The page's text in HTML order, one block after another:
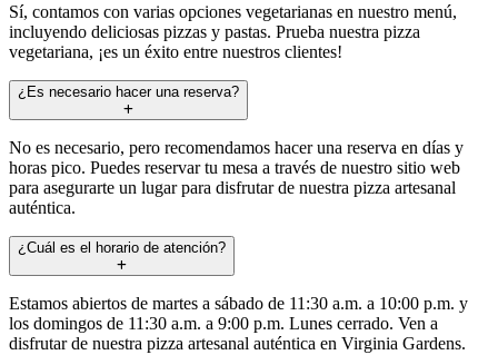
Sí, contamos con varias opciones vegetarianas en nuestro menú,
incluyendo deliciosas pizzas y pastas. Prueba nuestra pizza
vegetariana, ¡es un éxito entre nuestros clientes!
¿Es necesario hacer una reserva?
No es necesario, pero recomendamos hacer una reserva en días y
horas pico. Puedes reservar tu mesa a través de nuestro sitio web
para asegurarte un lugar para disfrutar de nuestra pizza artesanal
auténtica.
¿Cuál es el horario de atención?
Estamos abiertos de martes a sábado de 11:30 a.m. a 10:00 p.m. y
los domingos de 11:30 a.m. a 9:00 p.m. Lunes cerrado. Ven a
disfrutar de nuestra pizza artesanal auténtica en Virginia Gardens.